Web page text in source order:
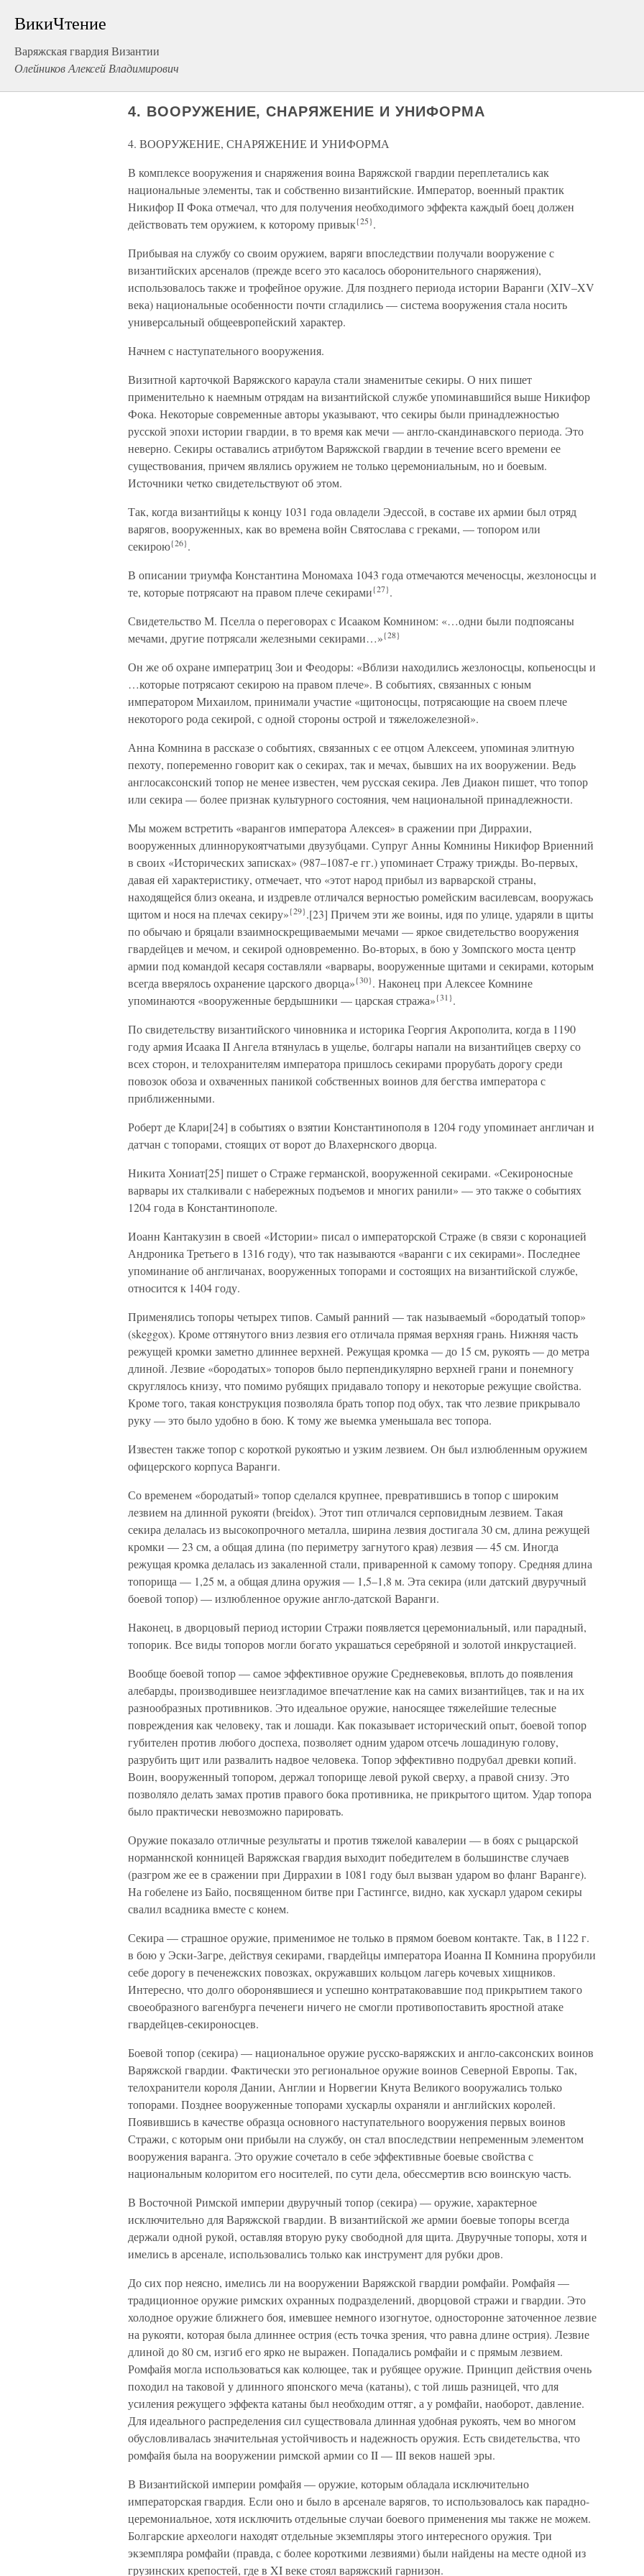
ВикиЧтение
Варяжская гвардия Византии
Олейников Алексей Владимирович
4. ВООРУЖЕНИЕ, СНАРЯЖЕНИЕ И УНИФОРМА
4. ВООРУЖЕНИЕ, СНАРЯЖЕНИЕ И УНИФОРМА
В комплексе вооружения и снаряжения воина Варяжской гвардии переплетались как
национальные элементы, так и собственно византийские. Император, военный практик
Никифор II Фока отмечал, что для получения необходимого эффекта каждый боец должен
действовать тем оружием, к которому привык{25}.
Прибывая на службу со своим оружием, варяги впоследствии получали вооружение с
византийских арсеналов (прежде всего это касалось оборонительного снаряжения),
использовалось также и трофейное оружие. Для позднего периода истории Варанги (XIV–XV
века) национальные особенности почти сгладились — система вооружения стала носить
универсальный общеевропейский характер.
Начнем с наступательного вооружения.
Визитной карточкой Варяжского караула стали знаменитые секиры. О них пишет
применительно к наемным отрядам на византийской службе упоминавшийся выше Никифор
Фока. Некоторые современные авторы указывают, что секиры были принадлежностью
русской эпохи истории гвардии, в то время как мечи — англо-скандинавского периода. Это
неверно. Секиры оставались атрибутом Варяжской гвардии в течение всего времени ее
существования, причем являлись оружием не только церемониальным, но и боевым.
Источники четко свидетельствуют об этом.
Так, когда византийцы к концу 1031 года овладели Эдессой, в составе их армии был отряд
варягов, вооруженных, как во времена войн Святослава с греками, — топором или
секирою{26}.
В описании триумфа Константина Мономаха 1043 года отмечаются меченосцы, жезлоносцы и
те, которые потрясают на правом плече секирами{27}.
Свидетельство М. Пселла о переговорах с Исааком Комнином: «…одни были подпоясаны
мечами, другие потрясали железными секирами…»{28}
Он же об охране императриц Зои и Феодоры: «Вблизи находились жезлоносцы, копьеносцы и
…которые потрясают секирою на правом плече». В событиях, связанных с юным
императором Михаилом, принимали участие «щитоносцы, потрясающие на своем плече
некоторого рода секирой, с одной стороны острой и тяжеложелезной».
Анна Комнина в рассказе о событиях, связанных с ее отцом Алексеем, упоминая элитную
пехоту, попеременно говорит как о секирах, так и мечах, бывших на их вооружении. Ведь
англосаксонский топор не менее известен, чем русская секира. Лев Диакон пишет, что топор
или секира — более признак культурного состояния, чем национальной принадлежности.
Мы можем встретить «варангов императора Алексея» в сражении при Диррахии,
вооруженных длиннорукоятчатыми двузубцами. Супруг Анны Комнины Никифор Вриенний
в своих «Исторических записках» (987–1087-е гг.) упоминает Стражу трижды. Во-первых,
давая ей характеристику, отмечает, что «этот народ прибыл из варварской страны,
находящейся близ океана, и издревле отличался верностью ромейским василевсам, вооружась
щитом и нося на плечах секиру»{29}.[23] Причем эти же воины, идя по улице, ударяли в щиты
по обычаю и бряцали взаимноскрещиваемыми мечами — яркое свидетельство вооружения
гвардейцев и мечом, и секирой одновременно. Во-вторых, в бою у Зомпского моста центр
армии под командой кесаря составляли «варвары, вооруженные щитами и секирами, которым
всегда вверялось охранение царского дворца»{30}. Наконец при Алексее Комнине
упоминаются «вооруженные бердышники — царская стража»{31}.
По свидетельству византийского чиновника и историка Георгия Акрополита, когда в 1190
году армия Исаака II Ангела втянулась в ущелье, болгары напали на византийцев сверху со
всех сторон, и телохранителям императора пришлось секирами прорубать дорогу среди
повозок обоза и охваченных паникой собственных воинов для бегства императора с
приближенными.
Роберт де Клари[24] в событиях о взятии Константинополя в 1204 году упоминает англичан и
датчан с топорами, стоящих от ворот до Влахернского дворца.
Никита Хониат[25] пишет о Страже германской, вооруженной секирами. «Секироносные
варвары их сталкивали с набережных подъемов и многих ранили» — это также о событиях
1204 года в Константинополе.
Иоанн Кантакузин в своей «Истории» писал о императорской Страже (в связи с коронацией
Андроника Третьего в 1316 году), что так называются «варанги с их секирами». Последнее
упоминание об англичанах, вооруженных топорами и состоящих на византийской службе,
относится к 1404 году.
Применялись топоры четырех типов. Самый ранний — так называемый «бородатый топор»
(skeggox). Кроме оттянутого вниз лезвия его отличала прямая верхняя грань. Нижняя часть
режущей кромки заметно длиннее верхней. Режущая кромка — до 15 см, рукоять — до метра
длиной. Лезвие «бородатых» топоров было перпендикулярно верхней грани и понемногу
скруглялось книзу, что помимо рубящих придавало топору и некоторые режущие свойства.
Кроме того, такая конструкция позволяла брать топор под обух, так что лезвие прикрывало
руку — это было удобно в бою. К тому же выемка уменьшала вес топора.
Известен также топор с короткой рукоятью и узким лезвием. Он был излюбленным оружием
офицерского корпуса Варанги.
Со временем «бородатый» топор сделался крупнее, превратившись в топор с широким
лезвием на длинной рукояти (breidox). Этот тип отличался серповидным лезвием. Такая
секира делалась из высокопрочного металла, ширина лезвия достигала 30 см, длина режущей
кромки — 23 см, а общая длина (по периметру загнутого края) лезвия — 45 см. Иногда
режущая кромка делалась из закаленной стали, приваренной к самому топору. Средняя длина
топорища — 1,25 м, а общая длина оружия — 1,5–1,8 м. Эта секира (или датский двуручный
боевой топор) — излюбленное оружие англо-датской Варанги.
Наконец, в дворцовый период истории Стражи появляется церемониальный, или парадный,
топорик. Все виды топоров могли богато украшаться серебряной и золотой инкрустацией.
Вообще боевой топор — самое эффективное оружие Средневековья, вплоть до появления
алебарды, производившее неизгладимое впечатление как на самих византийцев, так и на их
разнообразных противников. Это идеальное оружие, наносящее тяжелейшие телесные
повреждения как человеку, так и лошади. Как показывает исторический опыт, боевой топор
губителен против любого доспеха, позволяет одним ударом отсечь лошадиную голову,
разрубить щит или развалить надвое человека. Топор эффективно подрубал древки копий.
Воин, вооруженный топором, держал топорище левой рукой сверху, а правой снизу. Это
позволяло делать замах против правого бока противника, не прикрытого щитом. Удар топора
было практически невозможно парировать.
Оружие показало отличные результаты и против тяжелой кавалерии — в боях с рыцарской
норманнской конницей Варяжская гвардия выходит победителем в большинстве случаев
(разгром же ее в сражении при Диррахии в 1081 году был вызван ударом во фланг Варанге).
На гобелене из Байо, посвященном битве при Гастингсе, видно, как хускарл ударом секиры
свалил всадника вместе с конем.
Секира — страшное оружие, применимое не только в прямом боевом контакте. Так, в 1122 г.
в бою у Эски-Загре, действуя секирами, гвардейцы императора Иоанна II Комнина прорубили
себе дорогу в печенежских повозках, окружавших кольцом лагерь кочевых хищников.
Интересно, что долго оборонявшиеся и успешно контратаковавшие под прикрытием такого
своеобразного вагенбурга печенеги ничего не смогли противопоставить яростной атаке
гвардейцев-секироносцев.
Боевой топор (секира) — национальное оружие русско-варяжских и англо-саксонских воинов
Варяжской гвардии. Фактически это региональное оружие воинов Северной Европы. Так,
телохранители короля Дании, Англии и Норвегии Кнута Великого вооружались только
топорами. Позднее вооруженные топорами хускарлы охраняли и английских королей.
Появившись в качестве образца основного наступательного вооружения первых воинов
Стражи, с которым они прибыли на службу, он стал впоследствии непременным элементом
вооружения варанга. Это оружие сочетало в себе эффективные боевые свойства с
национальным колоритом его носителей, по сути дела, обессмертив всю воинскую часть.
В Восточной Римской империи двуручный топор (секира) — оружие, характерное
исключительно для Варяжской гвардии. В византийской же армии боевые топоры всегда
держали одной рукой, оставляя вторую руку свободной для щита. Двуручные топоры, хотя и
имелись в арсенале, использовались только как инструмент для рубки дров.
До сих пор неясно, имелись ли на вооружении Варяжской гвардии ромфайи. Ромфайя —
традиционное оружие римских охранных подразделений, дворцовой стражи и гвардии. Это
холодное оружие ближнего боя, имевшее немного изогнутое, односторонне заточенное лезвие
на рукояти, которая была длиннее острия (есть точка зрения, что равна длине острия). Лезвие
длиной до 80 см, изгиб его ярко не выражен. Попадались ромфайи и с прямым лезвием.
Ромфайя могла использоваться как колющее, так и рубящее оружие. Принцип действия очень
походил на таковой у длинного японского меча (катаны), с той лишь разницей, что для
усиления режущего эффекта катаны был необходим оттяг, а у ромфайи, наоборот, давление.
Для идеального распределения сил существовала длинная удобная рукоять, чем во многом
обусловливалась значительная устойчивость и надежность оружия. Есть свидетельства, что
ромфайя была на вооружении римской армии со II — III веков нашей эры.
В Византийской империи ромфайя — оружие, которым обладала исключительно
императорская гвардия. Если оно и было в арсенале варягов, то использовалось как парадно-
церемониальное, хотя исключить отдельные случаи боевого применения мы также не можем.
Болгарские археологи находят отдельные экземпляры этого интересного оружия. Три
экземпляра ромфайи (правда, с более короткими лезвиями) были найдены на месте одной из
грузинских крепостей, где в XI веке стоял варяжский гарнизон.